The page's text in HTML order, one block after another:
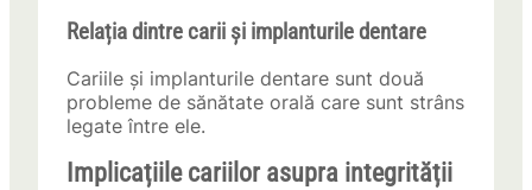
Relația dintre carii și implanturile dentare
Cariile și implanturile dentare sunt două
probleme de sănătate orală care sunt strâns
legate între ele.
Implicațiile cariilor asupra integrității